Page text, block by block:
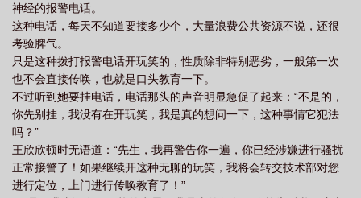
我自己 无弹窗最新章节
的
神经的报警电话。
这种电话，每天不知道要接多少个，大量浪费公共资源不说，还很
考验脾气。
只是这种拨打报警电话开玩笑的，性质除非特别恶劣，一般第一次
也不会直接传唤，也就是口头教育一下。
不过听到她要挂电话，电话那头的声音明显急促了起来：“不是的，
你先别挂，我没有在开玩笑，我是真的想问一下，这种事情它犯法
吗？”
王欣欣顿时无语道：“先生，我再警告你一遍，你已经涉嫌进行骚扰
正常接警了！如果继续开这种无聊的玩笑，我将会转交技术部对您
进行定位，上门进行传唤教育了！”